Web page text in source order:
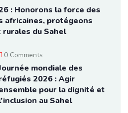
: Honorons la force des
africaines, protégeons
rurales du Sahel
0 Comments
mondiale des
2026 : Agir
pour la dignité et
au Sahel